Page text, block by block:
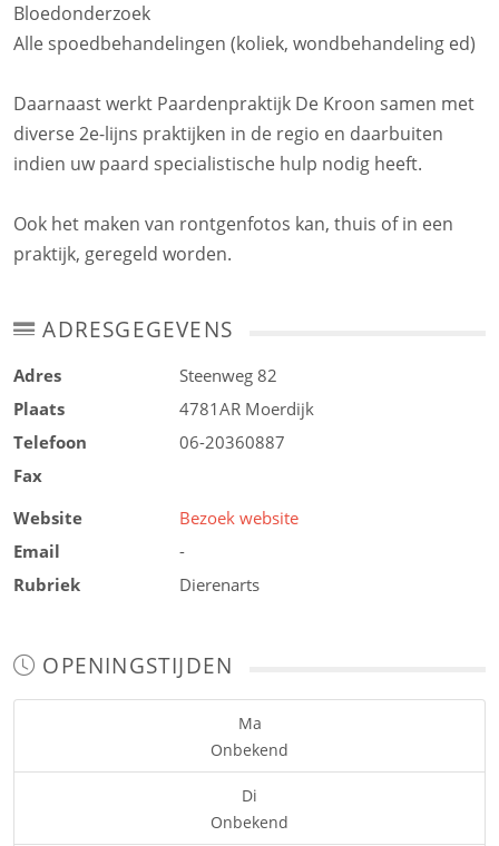
Bloedonderzoek
Alle spoedbehandelingen (koliek, wondbehandeling ed)
Daarnaast werkt Paardenpraktijk De Kroon samen met
diverse 2e-lijns praktijken in de regio en daarbuiten
indien uw paard specialistische hulp nodig heeft.
Ook het maken van rontgenfotos kan, thuis of in een
praktijk, geregeld worden.
ADRESGEGEVENS
Adres
Steenweg 82
Plaats
4781AR Moerdijk
Telefoon
06-20360887
Fax
Website
Bezoek website
Email
-
Rubriek
Dierenarts
OPENINGSTIJDEN
Ma
Onbekend
Di
Onbekend